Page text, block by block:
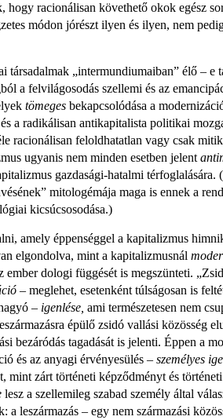
hogy racionálisan követhető okok egész
módon jórészt ilyen és ilyen, nem
társadal­mak „intermundiumaiban” élő – e
a felvilá­gosodás szellemi és az
tömeges bekap­csolódása a
a radikálisan antikapitalista politikai
racionálisan feloldhatatlan vagy csak
ugyanis nem minden esetben jelent
gazdasági-hatalmi térfoglalására.
mitologémája maga is ennek a
kicsúcsosodása.)
amely éppenséggel a kapitalizmus
elgondolva, mint a kapitalizmusnál
dologi függését is megszünteti.
– meglehet, esetenként túlságosan is
– igenlése, ami természetesen nem
épülő zsidó vallási közösség
bezáródás tagadását is jelenti. Éppen a
és az anyagi érvé­nyesülés – személyes
mint zárt történeti képződ­ményt és
lesz a szellemileg szabad személy által
leszármazás – egy nem származási